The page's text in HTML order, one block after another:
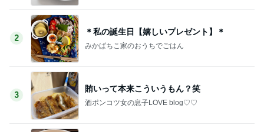
2
＊私の誕生日【嬉しいプレゼント】＊
みかぱちこ家のおうちでごはん
3
賄いって本来こういうもん？笑
酒ポンコツ女の息子LOVE blog♡♡